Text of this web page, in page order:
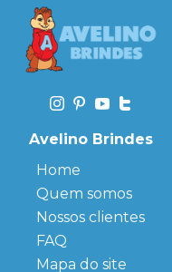
Avelino Brindes
Home
Quem somos
Nossos clientes
FAQ
Mapa do site